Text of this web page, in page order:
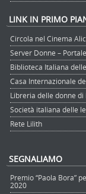
LINK IN PRIMO
Circola nel Cinema
Server Donne –
Biblioteca Italiana
Casa Internazionale
Libreria delle donne di
Società italiana delle
Rete Lilith
SEGNALIAMO
Premio “Paola Bora”
2020